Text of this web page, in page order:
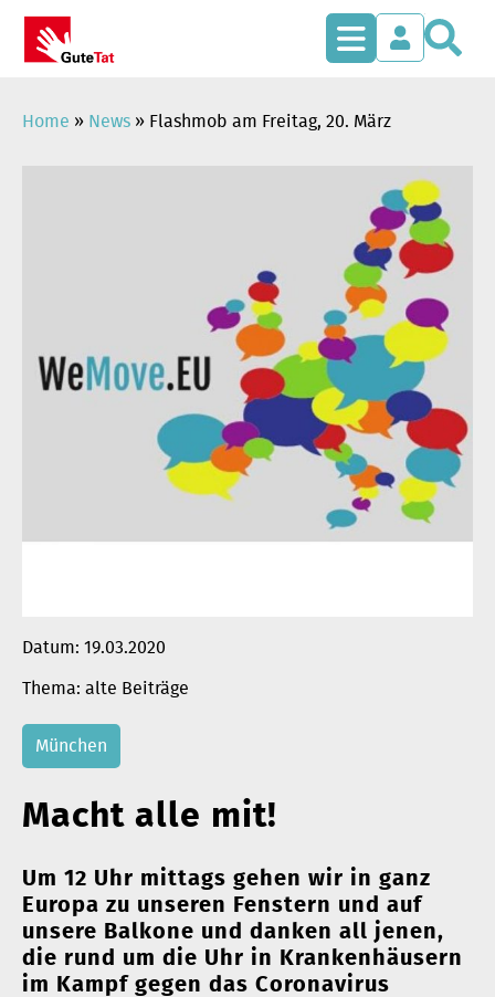
springen
Home » News » Flashmob am Freitag, 20. März
Datum: 19.03.2020
alte Beiträge
München
Macht alle mit!
Um 12 Uhr mittags gehen wir in ganz
Europa zu unseren Fenstern und auf
unsere Balkone und danken all jenen,
die rund um die Uhr in Krankenhäusern
im Kampf gegen das Coronavirus